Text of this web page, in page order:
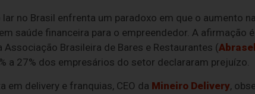
no Brasil enfrenta um paradoxo em que o aumento
saúde financeira para o empreendedor. A afirmação
Brasileira de Bares e Restaurantes (Abrasel
a 27% dos empresários do setor declararam prejuízo.
em delivery e franquias, CEO da Mineiro Delivery,